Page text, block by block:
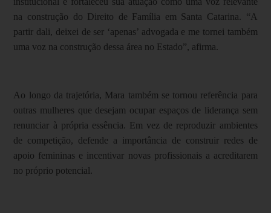
na construção do Direito de Família em Santa Catarina. “A
partir dali, deixei de ser ‘apenas’ advogada e me tornei também
uma voz na construção dessa área no Estado”, afirma.
Ao longo da trajetória, Mara também se tornou referência para
outras mulheres que desejam ocupar espaços de liderança sem
renunciar à própria essência. Em vez de reproduzir ambientes
de competição, defende a importância de construir redes de
apoio femininas e incentivar novas profissionais a acreditarem
no próprio potencial.